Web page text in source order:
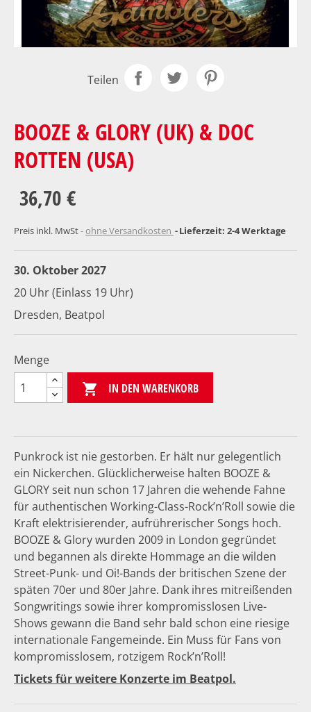
Teilen
BOOZE & GLORY (UK) & DOC
ROTTEN (USA)
36,70 €
Preis inkl. MwSt ohne Versandkosten Lieferzeit: 2-4 Werktage
30. Oktober 2027
20 Uhr (Einlass 19 Uhr)
Dresden, Beatpol
Menge
 IN DEN WARENKORB
Punkrock ist nie gestorben. Er hält nur gelegentlich
ein Nickerchen. Glücklicherweise halten BOOZE &
GLORY seit nun schon 17 Jahren die wehende Fahne
für authentischen Working-Class-Rock’n’Roll sowie die
Kraft elektrisierender, aufrührerischer Songs hoch.
BOOZE & Glory wurden 2009 in London gegründet
und begannen als direkte Hommage an die wilden
Street-Punk- und Oi!-Bands der britischen Szene der
späten 70er und 80er Jahre. Dank ihres mitreißenden
Songwritings sowie ihrer kompromisslosen Live-
Shows gewann die Band sehr bald schon eine riesige
internationale Fangemeinde. Ein Muss für Fans von
kompromisslosem, rotzigem Rock’n’Roll!
Tickets für weitere Konzerte im Beatpol.